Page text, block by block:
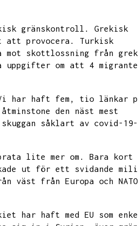
gränskontroll.
Grekisk
att provocera.
Turkisk
mot skottlossning från
om att 4
har haft fem,
tio länkar
den näst mest
såklart av covid-19-
lite mer om.
Bara kort
ut för ett svidande
från Europa och
har haft med EU som